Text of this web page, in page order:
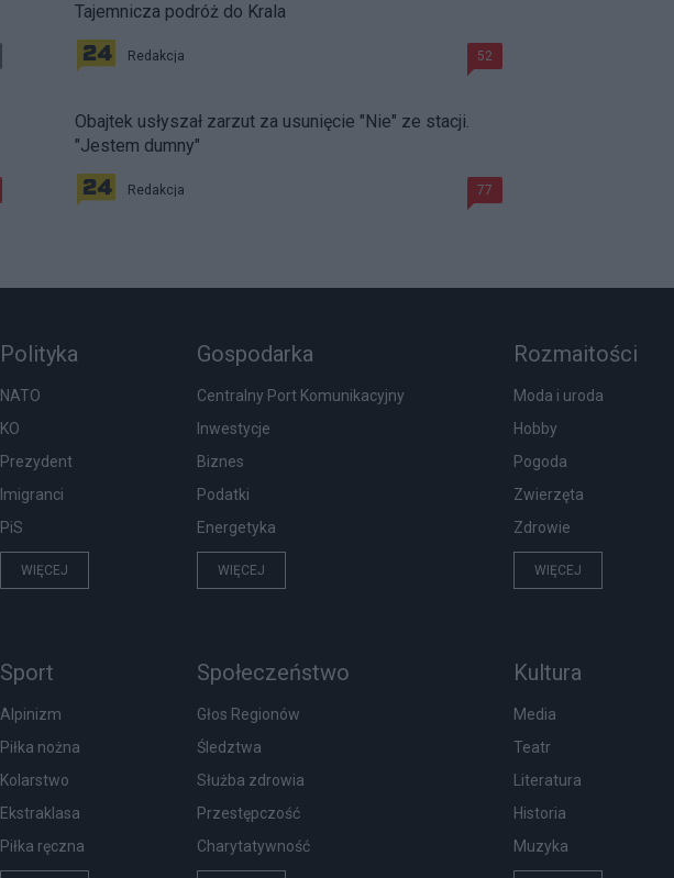
Tajemnicza podróż do Krala
Redakcja 52
Obajtek usłyszał zarzut za usunięcie "Nie" ze stacji.
"Jestem dumny"
Redakcja 77
Polityka
NATO
KO
Prezydent
Imigranci
PiS
WIĘCEJ
Gospodarka
Centralny Port Komunikacyjny
Inwestycje
Biznes
Podatki
Energetyka
WIĘCEJ
Rozmaitości
Moda i uroda
Hobby
Pogoda
Zwierzęta
Zdrowie
WIĘCEJ
Sport
Alpinizm
Piłka nożna
Kolarstwo
Ekstraklasa
Piłka ręczna
Społeczeństwo
Głos Regionów
Śledztwa
Służba zdrowia
Przestępczość
Charytatywność
Kultura
Media
Teatr
Literatura
Historia
Muzyka